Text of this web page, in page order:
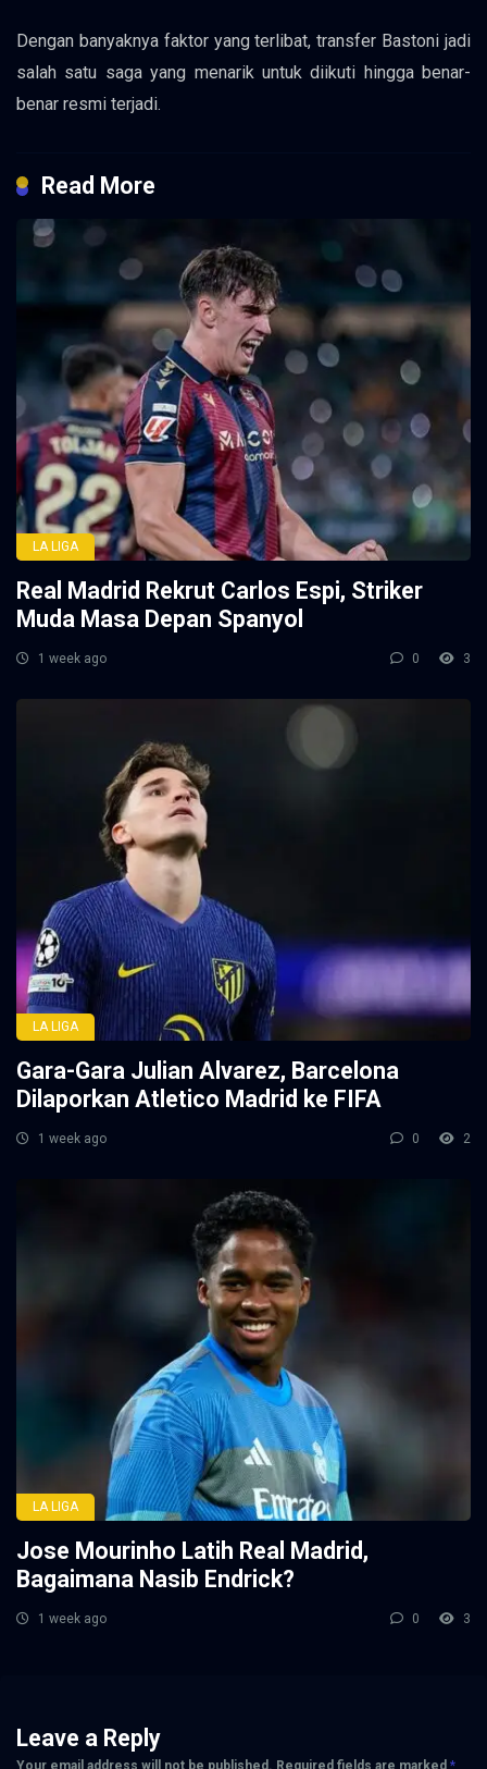
Dengan banyaknya faktor yang terlibat, transfer Bastoni jadi
salah satu saga yang menarik untuk diikuti hingga benar-
benar resmi terjadi.
Read More
LA LIGA
Real Madrid Rekrut Carlos Espi, Striker
Muda Masa Depan Spanyol
1 week ago 0 3
LA LIGA
Gara-Gara Julian Alvarez, Barcelona
Dilaporkan Atletico Madrid ke FIFA
1 week ago 0 2
LA LIGA
Jose Mourinho Latih Real Madrid,
Bagaimana Nasib Endrick?
1 week ago 0 3
Leave a Reply